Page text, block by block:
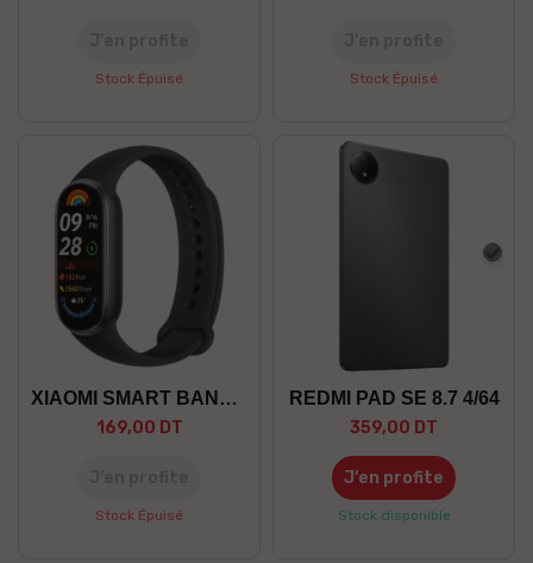
Stock Épuisé Stock Épuisé
XIAOMI SMART BAND 9
169,00 DT
Stock Épuisé
REDMI PAD SE 8.7 4/64
359,00 DT
Gris
J’en profite
Stock disponible